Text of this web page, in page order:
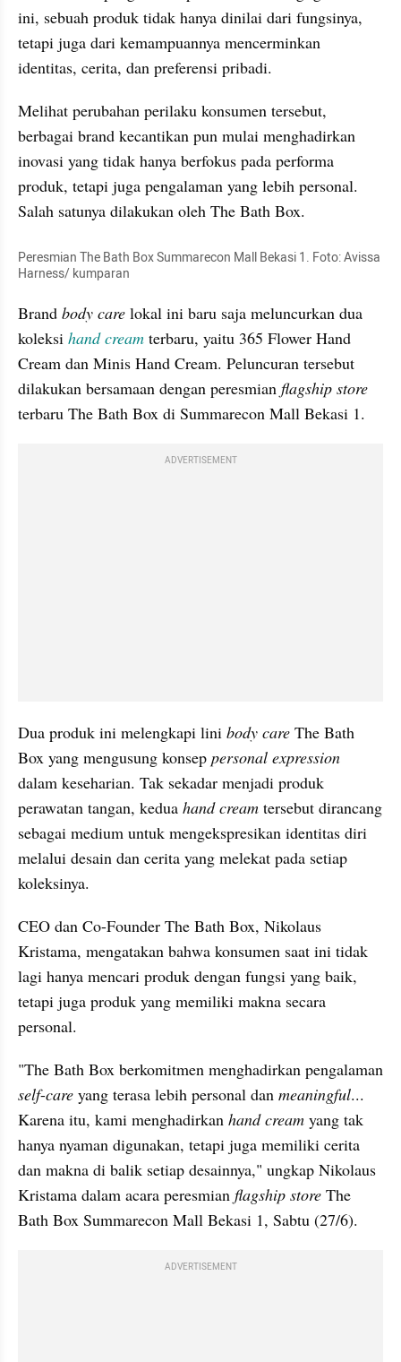
ini, sebuah produk tidak hanya dinilai dari fungsinya,
tetapi juga dari kemampuannya mencerminkan
identitas, cerita, dan preferensi pribadi.
Melihat perubahan perilaku konsumen tersebut,
berbagai brand kecantikan pun mulai menghadirkan
inovasi yang tidak hanya berfokus pada performa
produk, tetapi juga pengalaman yang lebih personal.
Salah satunya dilakukan oleh The Bath Box.
Peresmian The Bath Box Summarecon Mall Bekasi 1. Foto: Avissa
Harness/ kumparan
Brand body care lokal ini baru saja meluncurkan dua
koleksi hand cream terbaru, yaitu 365 Flower Hand
Cream dan Minis Hand Cream. Peluncuran tersebut
dilakukan bersamaan dengan peresmian flagship store
terbaru The Bath Box di Summarecon Mall Bekasi 1.
ADVERTISEMENT
Dua produk ini melengkapi lini body care The Bath
Box yang mengusung konsep personal expression
dalam keseharian. Tak sekadar menjadi produk
perawatan tangan, kedua hand cream tersebut dirancang
sebagai medium untuk mengekspresikan identitas diri
melalui desain dan cerita yang melekat pada setiap
koleksinya.
CEO dan Co-Founder The Bath Box, Nikolaus
Kristama, mengatakan bahwa konsumen saat ini tidak
lagi hanya mencari produk dengan fungsi yang baik,
tetapi juga produk yang memiliki makna secara
personal.
self-care yang terasa lebih personal dan meaningful...
Karena itu, kami menghadirkan hand cream yang tak
hanya nyaman digunakan, tetapi juga memiliki cerita
dan makna di balik setiap desainnya," ungkap Nikolaus
Kristama dalam acara peresmian flagship store The
Bath Box Summarecon Mall Bekasi 1, Sabtu (27/6).
ADVERTISEMENT